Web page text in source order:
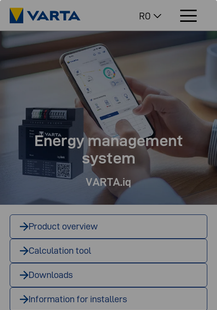
RO
Energy management
system
VARTA.iq
Product overview
Calculation tool
Downloads
Information for installers